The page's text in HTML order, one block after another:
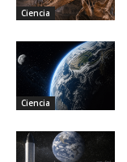
Ciencia
Ciencia